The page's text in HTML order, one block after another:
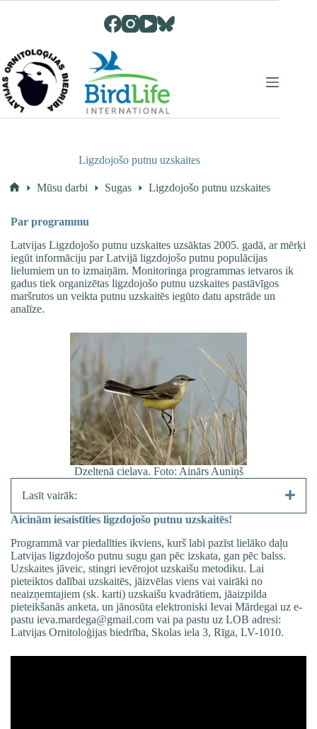
Ligzdojošo putnu uzskaites
Mūsu darbi Sugas Ligzdojošo putnu uzskaites
Par programmu
Latvijas Ligzdojošo putnu uzskaites uzsāktas 2005. gadā, ar mērķi
iegūt informāciju par Latvijā ligzdojošo putnu populācijas
lielumiem un to izmaiņām. Monitoringa programmas ietvaros ik
gadus tiek organizētas ligzdojošo putnu uzskaites pastāvīgos
maršrutos un veikta putnu uzskaitēs iegūto datu apstrāde un
analīze.
Dzeltenā cielava. Foto: Ainārs Auniņš
Lasīt vairāk:
Aicinām iesaistīties ligzdojošo putnu uzskaitēs!
Programmā var piedalīties ikviens, kurš labi pazīst lielāko daļu
Latvijas ligzdojošo putnu sugu gan pēc izskata, gan pēc balss.
Uzskaites jāveic, stingri ievērojot uzskaišu metodiku. Lai
pieteiktos dalībai uzskaitēs, jāizvēlas viens vai vairāki no
neaizņemtajiem (sk. karti) uzskaišu kvadrātiem, jāaizpilda
pieteikšanās anketa, un jānosūta elektroniski Ievai Mārdegai uz e-
pastu ieva.mardega@gmail.com vai pa pastu uz LOB adresi:
Latvijas Ornitoloģijas biedrība, Skolas iela 3, Rīga, LV-1010.